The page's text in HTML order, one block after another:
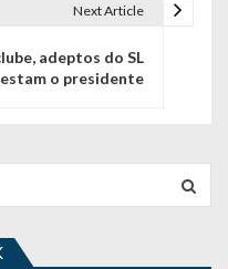
Next Article
adeptos do SL
o presidente